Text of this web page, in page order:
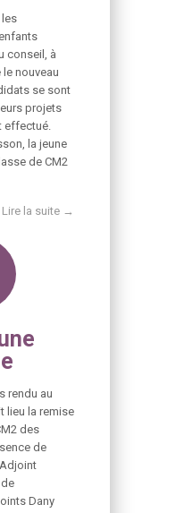
les
conseil, à
le nouveau
se sont
projets
effectué.
la jeune
de CM2
Lire la suite →
rendu au
lieu la remise
des
de
Dany